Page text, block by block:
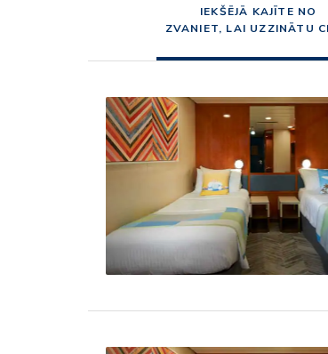
IEKŠĒJĀ KAJĪTE NO
ZVANIET, LAI UZZINĀTU